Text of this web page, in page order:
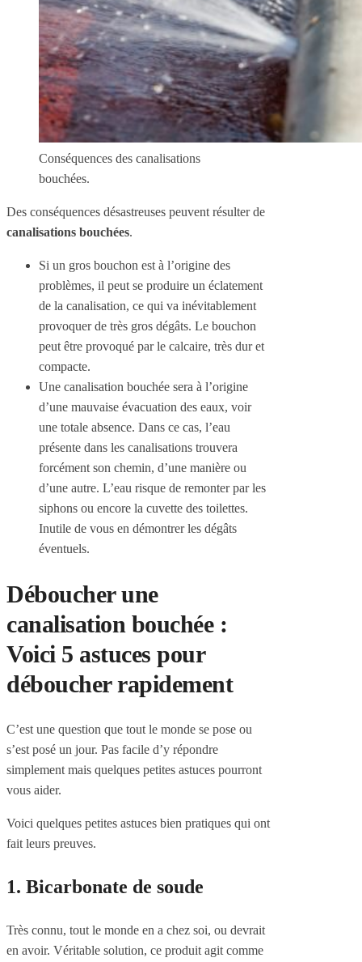
Conséquences des canalisations
bouchées.
Des conséquences désastreuses peuvent résulter de
canalisations bouchées.
Si un gros bouchon est à l’origine des
problèmes, il peut se produire un éclatement
de la canalisation, ce qui va inévitablement
provoquer de très gros dégâts. Le bouchon
peut être provoqué par le calcaire, très dur et
compacte.
Une canalisation bouchée sera à l’origine
d’une mauvaise évacuation des eaux, voir
une totale absence. Dans ce cas, l’eau
présente dans les canalisations trouvera
forcément son chemin, d’une manière ou
d’une autre. L’eau risque de remonter par les
siphons ou encore la cuvette des toilettes.
Inutile de vous en démontrer les dégâts
éventuels.
Déboucher une
canalisation bouchée :
Voici 5 astuces pour
déboucher rapidement
C’est une question que tout le monde se pose ou
s’est posé un jour. Pas facile d’y répondre
simplement mais quelques petites astuces pourront
vous aider.
Voici quelques petites astuces bien pratiques qui ont
fait leurs preuves.
1. Bicarbonate de soude
Très connu, tout le monde en a chez soi, ou devrait
en avoir. Véritable solution, ce produit agit comme